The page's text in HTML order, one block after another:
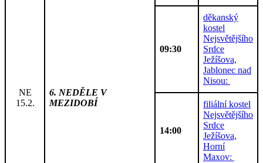
NE
15.2.
6. NEDĚLE V
MEZIDOBÍ
09:30
děkanský
kostel
Nejsvětějšího
Srdce
Ježíšova,
Jablonec nad
Nisou:
14:00
filiální kostel
Nejsvětějšího
Srdce
Ježíšova,
Horní
Maxov: